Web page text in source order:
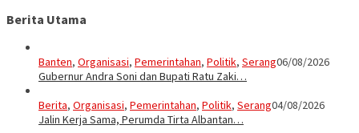
Berita Utama
Banten, Organisasi, Pemerintahan, Politik, Serang06/08/2026
Gubernur Andra Soni dan Bupati Ratu Zaki…
Berita, Organisasi, Pemerintahan, Politik, Serang04/08/2026
Jalin Kerja Sama, Perumda Tirta Albantan…